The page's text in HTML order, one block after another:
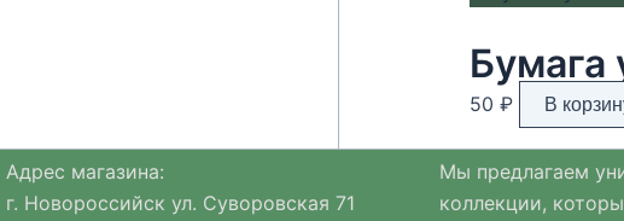
Бумага
50 ₽ В
Адрес магазина:
г. Новороссийск ул. Суворовская 71
Мы предлагаем
коллекции,